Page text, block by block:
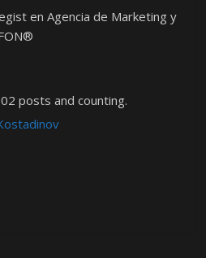
en Agencia de Marketing y
posts and counting.